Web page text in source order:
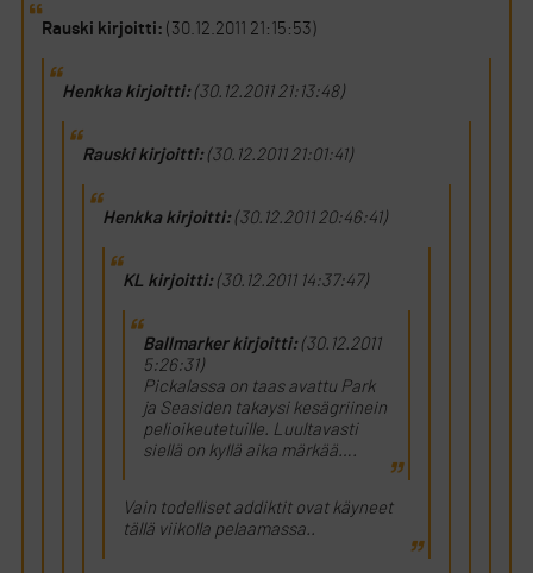
Rauski kirjoitti: (30.12.2011 21:15:53)
Henkka kirjoitti:(30.12.2011 21:13:48)
Rauski kirjoitti:(30.12.2011 21:01:41)
Henkka kirjoitti:(30.12.2011 20:46:41)
KL kirjoitti:(30.12.2011 14:37:47)
Ballmarker kirjoitti:(30.12.2011
5:26:31)
Pickalassa on taas avattu Park
ja Seasiden takaysi kesägriinein
pelioikeutetuille. Luultavasti
siellä on kyllä aika märkää….
Vain todelliset addiktit ovat käyneet
tällä viikolla pelaamassa..